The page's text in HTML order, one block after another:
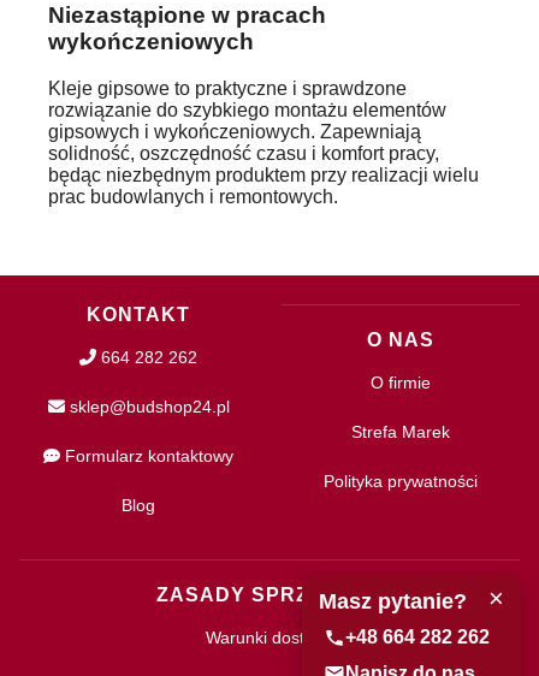
Niezastąpione w pracach
wykończeniowych
Kleje gipsowe to praktyczne i sprawdzone
rozwiązanie do szybkiego montażu elementów
gipsowych i wykończeniowych. Zapewniają
solidność, oszczędność czasu i komfort pracy,
będąc niezbędnym produktem przy realizacji wielu
prac budowlanych i remontowych.
KONTAKT
664 282 262
sklep@budshop24.pl
Formularz kontaktowy
Blog
O NAS
O firmie
Strefa Marek
Polityka prywatności
ZASADY SPRZEDAŻY
Warunki dostawy
×
Masz pytanie?
+48 664 282 262